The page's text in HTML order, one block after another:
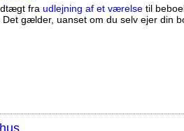
fra udlejning af et værelse til
Det gælder, uanset om du selv ejer din